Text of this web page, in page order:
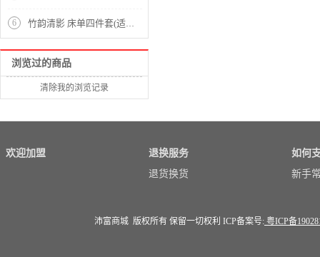
6 竹韵清影 床单四件套(适用1.5米床)(被套1件床单1件枕套2件)【高支高密棉/绿】
浏览过的商品
清除我的浏览记录
欢迎加盟
退换服务
退货换货
如何
新手
沛富商城 版权所有 保留一切权利 ICP备案号: 粤ICP备